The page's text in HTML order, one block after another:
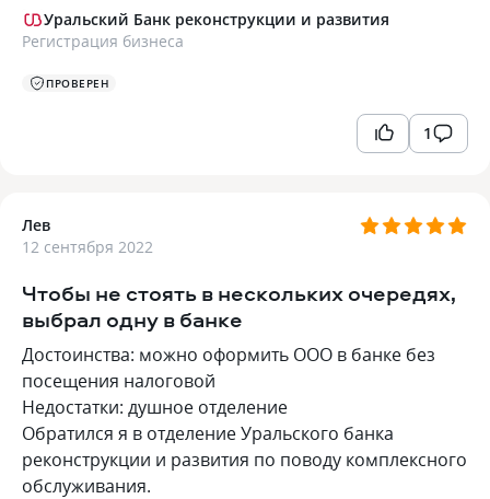
Уральский Банк реконструкции и развития
Регистрация бизнеса
ПРОВЕРЕН
1
Лев
12 сентября 2022
Чтобы не стоять в нескольких очередях,
выбрал одну в банке
Достоинства: можно оформить ООО в банке без
посещения налоговой
Недостатки: душное отделение
Обратился я в отделение Уральского банка
реконструкции и развития по поводу комплексного
обслуживания.